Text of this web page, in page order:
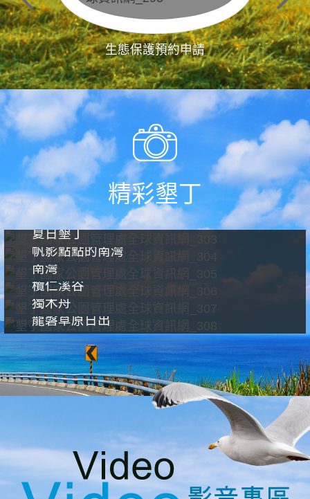
生態保護預約申請
精彩墾丁
夏日墾丁
帆影點點的南灣
南灣
欖仁溪谷
獨木舟
龍磐草原日出